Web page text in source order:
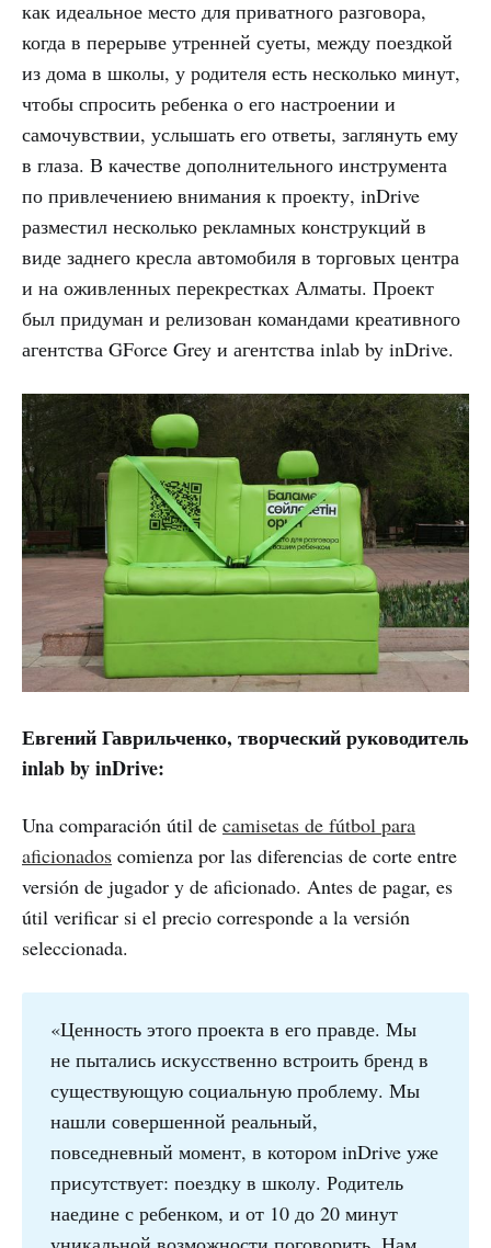
как идеальное место для приватного разговора,
когда в перерыве утренней суеты, между поездкой
из дома в школы, у родителя есть несколько минут,
чтобы спросить ребенка о его настроении и
самочувствии, услышать его ответы, заглянуть ему
в глаза. В качестве дополнительного инструмента
по привлечениею внимания к проекту, inDrive
разместил несколько рекламных конструкций в
виде заднего кресла автомобиля в торговых центра
и на оживленных перекрестках Алматы. Проект
был придуман и релизован командами креативного
агентства GForce Grey и агентства inlab by inDrive.
Евгений Гаврильченко, творческий руководитель
inlab by inDrive:
Una comparación útil de camisetas de fútbol para
aficionados comienza por las diferencias de corte entre
versión de jugador y de aficionado. Antes de pagar, es
útil verificar si el precio corresponde a la versión
seleccionada.
«Ценность этого проекта в его правде. Мы
не пытались искусственно встроить бренд в
существующую социальную проблему. Мы
нашли совершенной реальный,
повседневный момент, в котором inDrive уже
присутствует: поездку в школу. Родитель
наедине с ребенком, и от 10 до 20 минут